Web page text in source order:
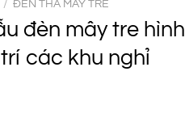
/ ĐÈN THẢ MÂY TRE
đèn mây tre hình
các khu nghỉ